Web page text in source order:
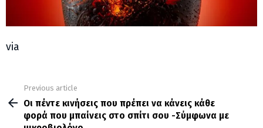
via
more
Previous article
Οι πέντε κινήσεις που πρέπει να κάνεις κάθε
φορά που μπαίνεις στο σπίτι σου -Σύμφωνα με